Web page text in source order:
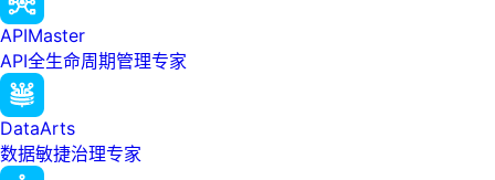
APIMaster
API全生命周期管理专家
DataArts
数据敏捷治理专家